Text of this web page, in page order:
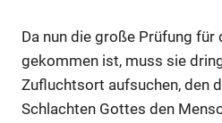
Da nun die große Prüfung für
gekommen ist, muss sie
Zufluchtsort aufsuchen, den
Schlachten Gottes den